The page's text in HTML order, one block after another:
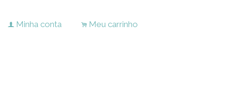
f Minha conta . Meu carrinho